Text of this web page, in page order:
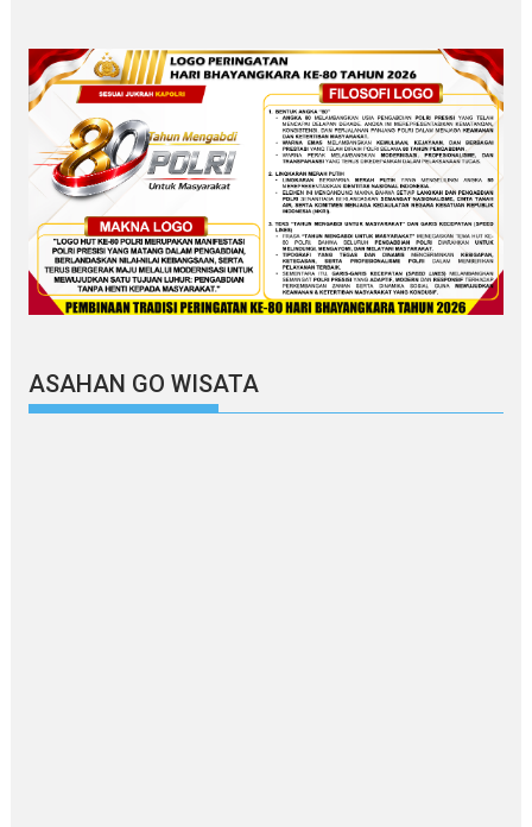
ASAHAN GO WISATA